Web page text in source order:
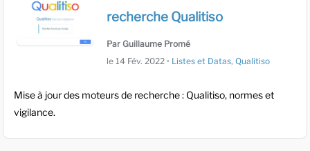
recherche Qualitiso
Par Guillaume Promé
le 14 Fév. 2022 • Listes et Datas,Qualitiso
Mise à jour des moteurs de recherche : Qualitiso, normes et
vigilance.